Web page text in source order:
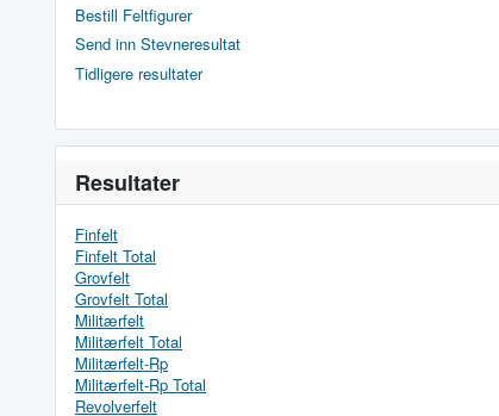
Bestill Feltfigurer
Send inn Stevneresultat
Tidligere resultater
Resultater
Finfelt
Finfelt Total
Grovfelt
Grovfelt Total
Militærfelt
Militærfelt Total
Militærfelt-Rp
Militærfelt-Rp Total
Revolverfelt